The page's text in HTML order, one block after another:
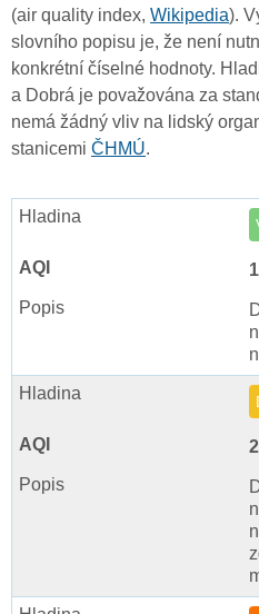
(air quality index, Wikipedia).
slovního popisu je, že není
konkrétní číselné hodnoty.
a Dobrá je považována za
nemá žádný vliv na lidský
stanicemi ČHMÚ.
1
2